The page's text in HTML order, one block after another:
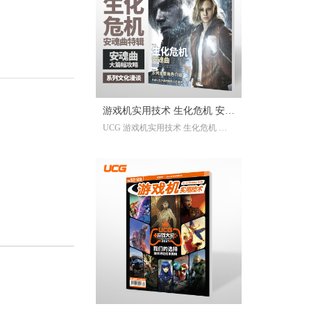
已经帮你全部整合完毕。2025年度
的游戏资讯，看这一本就足够。
继承自UCG每年的年度特辑及合
刊，我们最经典的游戏大年鉴、游
戏大盘点栏目依然在线；年年有今
日岁岁有今朝，UCG小编们心目中
以聚众锐评环节，想要来围观吐槽
的朋友们也请绝对不要放过。此
多打赢复活赛的攻略栏目“实用至上
主义”——最全面的游戏盘点，最详
尽的年鉴资料，更有小而美周边随
限定版档位一起赠送，收藏价值妥
游戏机实用技术 生化危机 安魂
曲特辑
UCG 游戏机实用技术 生化危机 安